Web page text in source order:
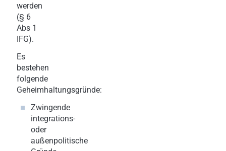
werden
(§ 6
Abs 1
IFG).
Es
bestehen
folgende
Geheimhaltungsgründe:
Zwingende
integrations-
oder
außenpolitische